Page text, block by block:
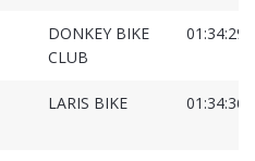
DONKEY BIKE
CLUB
LARIS BIKE